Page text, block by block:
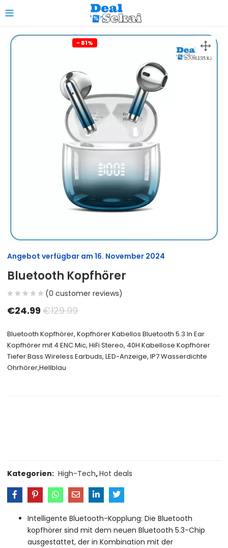
- 81%
Angebot verfügbar am16. November 2024
Bluetooth Kopfhörer
(0 customer reviews)
€24.99€129.99
Bluetooth Kopfhörer, Kopfhörer Kabellos Bluetooth 5.3 In Ear
Kopfhörer mit 4 ENC Mic, HiFi Stereo, 40H Kabellose Kopfhörer
Tiefer Bass Wireless Earbuds, LED-Anzeige, IP7 Wasserdichte
Ohrhörer,Hellblau
Kategorien: High-Tech,Hot deals
Intelligente Bluetooth-Kopplung: Die Bluetooth
kopfhörer sind mit dem neuen Bluetooth 5.3-Chip
ausgestattet, der in Kombination mit der